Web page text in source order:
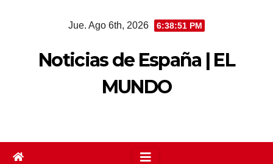
Jue. Ago 6th, 2026 6:38:52 PM
Noticias de España | EL
MUNDO